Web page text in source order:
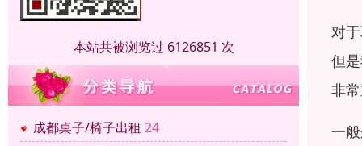
本站共被浏览过 6126851 次
成都桌子/椅子出租 24
对
但
非
一